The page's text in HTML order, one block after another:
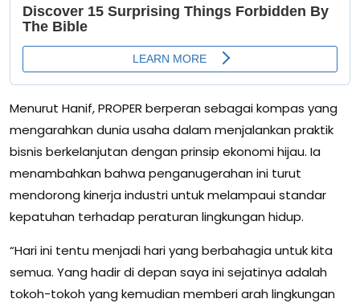
Menurut Hanif, PROPER berperan sebagai kompas yang
mengarahkan dunia usaha dalam menjalankan praktik
bisnis berkelanjutan dengan prinsip ekonomi hijau. Ia
menambahkan bahwa penganugerahan ini turut
mendorong kinerja industri untuk melampaui standar
kepatuhan terhadap peraturan lingkungan hidup.
“Hari ini tentu menjadi hari yang berbahagia untuk kita
semua. Yang hadir di depan saya ini sejatinya adalah
tokoh-tokoh yang kemudian memberi arah lingkungan